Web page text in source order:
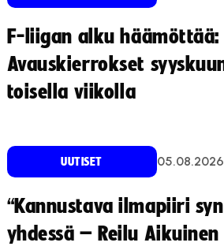
F-liigan alku häämöttää:
Avauskierrokset
toisella viikolla
UUTISET 05.08.2026
“Kannustava ilmapiiri
yhdessä – Reilu